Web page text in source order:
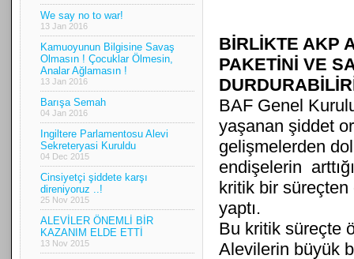
We say no to war!
13 Jan 2016
Kamuoyunun Bilgisine Savaş
Olmasın ! Çocuklar Ölmesin,
Analar Ağlamasın !
13 Jan 2016
Barışa Semah
04 Jan 2016
Ingiltere Parlamentosu Alevi
Sekreteryasi Kuruldu
04 Dec 2015
Cinsiyetçi şiddete karşı
direniyoruz ..!
25 Nov 2015
ALEVİLER ÖNEMLİ BİR
KAZANIM ELDE ETTİ
13 Nov 2015
BİRLİKTE AKP
PAKETİNİ VE
BAF Genel
yaşanan şiddet
gelişmelerden
endişelerin
kritik bir
yaptı.
Bu kritik süreçte
Alevilerin büyük